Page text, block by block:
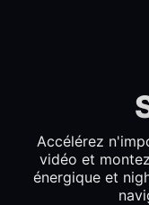
Accélérez
vidéo et
énergique et